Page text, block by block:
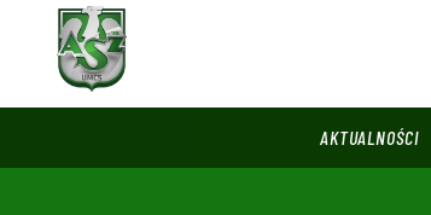
AKTUALNOŚCI